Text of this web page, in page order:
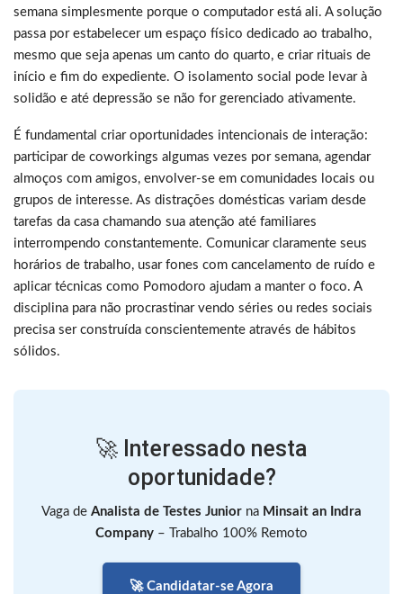
semana simplesmente porque o computador está ali. A solução
passa por estabelecer um espaço físico dedicado ao trabalho,
mesmo que seja apenas um canto do quarto, e criar rituais de
início e fim do expediente. O isolamento social pode levar à
solidão e até depressão se não for gerenciado ativamente.
É fundamental criar oportunidades intencionais de interação:
participar de coworkings algumas vezes por semana, agendar
almoços com amigos, envolver-se em comunidades locais ou
grupos de interesse. As distrações domésticas variam desde
tarefas da casa chamando sua atenção até familiares
interrompendo constantemente. Comunicar claramente seus
horários de trabalho, usar fones com cancelamento de ruído e
aplicar técnicas como Pomodoro ajudam a manter o foco. A
disciplina para não procrastinar vendo séries ou redes sociais
precisa ser construída conscientemente através de hábitos
sólidos.
🚀 Interessado nesta
oportunidade?
Vaga de Analista de Testes Junior na Minsait an Indra
Company – Trabalho 100% Remoto
🚀 Candidatar-se Agora